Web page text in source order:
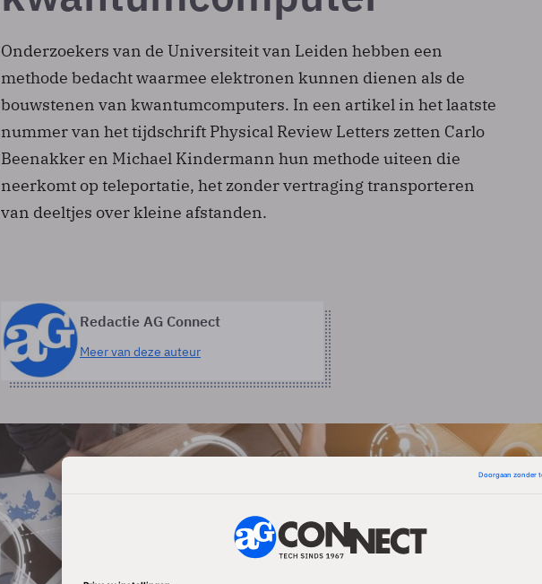
Onderzoekers van de Universiteit van Leiden hebben een
methode bedacht waarmee elektronen kunnen dienen als de
bouwstenen van kwantumcomputers. In een artikel in het laatste
nummer van het tijdschrift Physical Review Letters zetten Carlo
Beenakker en Michael Kindermann hun methode uiteen die
neerkomt op teleportatie, het zonder vertraging transporteren
van deeltjes over kleine afstanden.
Redactie AG Connect
Meer van deze auteur